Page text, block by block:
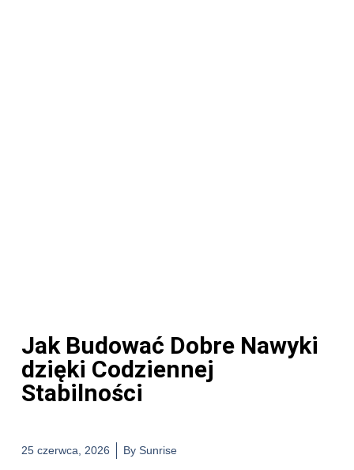
Jak Budować Dobre Nawyki
dzięki Codziennej
Stabilności
25 czerwca, 2026 BySunrise